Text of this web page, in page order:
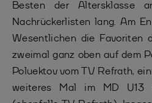
Besten der Altersklasse
Nachrückerlisten lang. Am
Wesentlichen die Favoriten
zweimal ganz oben auf dem
Poluektov vom TV Refrath,
weiteres Mal im MD U13